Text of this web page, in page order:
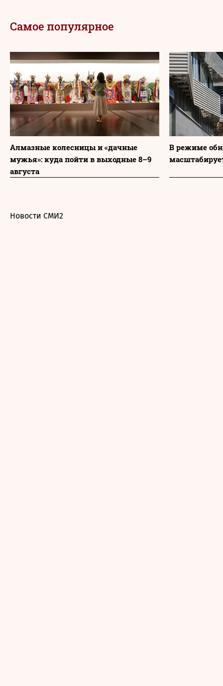
Самое популярное
Алмазные колесницы и «дачные
мужья»: куда пойти в выходные 8–9
августа
В режиме
Новости СМИ2